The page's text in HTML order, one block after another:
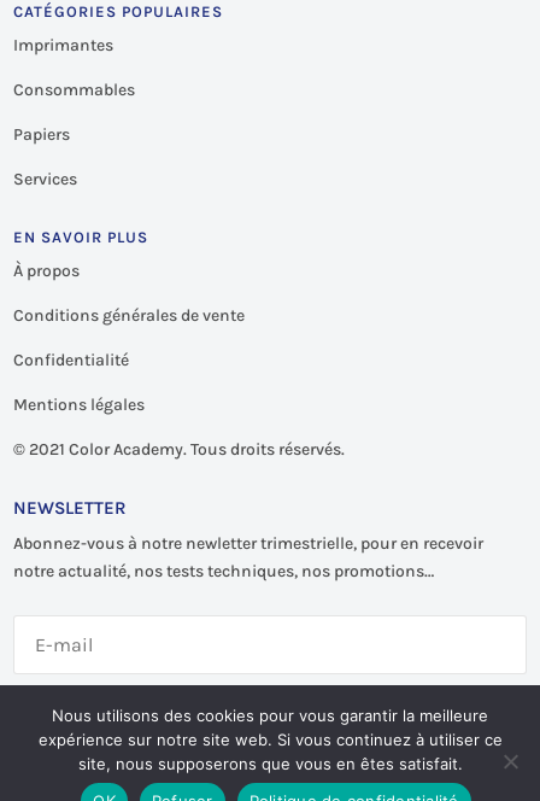
CATÉGORIES POPULAIRES
Imprimantes
Consommables
Papiers
Services
EN SAVOIR PLUS
À propos
Conditions générales de vente
Confidentialité
Mentions légales
© 2021 Color Academy. Tous droits réservés.
NEWSLETTER
Abonnez-vous à notre newletter trimestrielle, pour en recevoir
notre actualité, nos tests techniques, nos promotions…
S'abonner
Nous utilisons des cookies pour vous garantir la meilleure
expérience sur notre site web. Si vous continuez à utiliser ce
site, nous supposerons que vous en êtes satisfait.